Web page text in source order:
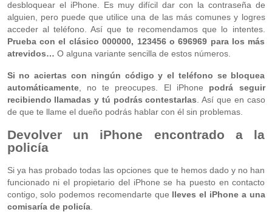
desbloquear el iPhone. Es muy difícil dar con la contraseña de
alguien, pero puede que utilice una de las más comunes y logres
acceder al teléfono. Así que te recomendamos que lo intentes.
Prueba con el clásico 000000, 123456 o 696969 para los más
atrevidos… O alguna variante sencilla de estos números.
Si no aciertas con ningún código y el teléfono se bloquea
automáticamente, no te preocupes. El iPhone podrá seguir
recibiendo llamadas y tú podrás contestarlas . Así que en caso
de que te llame el dueño podrás hablar con él sin problemas.
Devolver un iPhone encontrado a la
policía
Si ya has probado todas las opciones que te hemos dado y no han
funcionado ni el propietario del iPhone se ha puesto en contacto
contigo, solo podemos recomendarte que lleves el iPhone a una
comisaría de policía.